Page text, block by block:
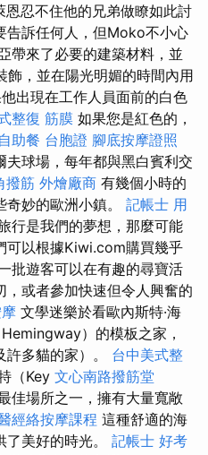
恩忍不住他的兄弟做瞭如此討
告訴任何人，但Moko不小心
帶來了必要的建築材料，並
飾，並在陽光明媚的時間內用
出現在工作人員面前的白色
整復 筋膜 如果您是紅色的，
自助餐 台胞證 腳底按摩證照
球場，每年都與黑白賓利交
撥筋 外燴廠商 有幾個小時的
妙的歐洲小鎮。 記帳士 用
行是我們的夢想，那麼可能
可以根據Kiwi.com購買幾乎
批遊客可以在有趣的尋寶活
或者參加快速但令人興奮的
文學迷樂於看歐內斯特·海
Hemingway）的模板之家，
多貓的家）。 台中美式整
（Key 文心南路撥筋堂
佳場所之一，擁有大量寬敞
經絡按摩課程 這種舒適的海
美好的時光。 記帳士 好考